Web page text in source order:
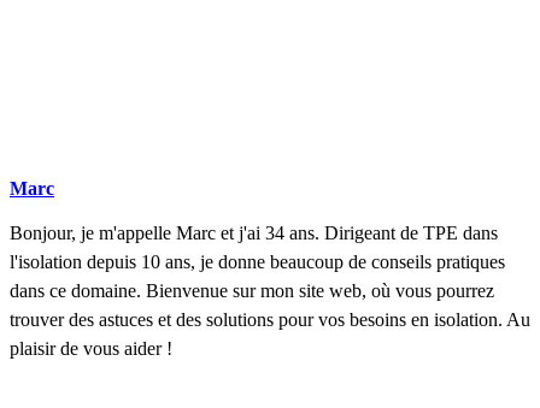
Marc
Bonjour, je m'appelle Marc et j'ai 34 ans. Dirigeant de TPE dans
l'isolation depuis 10 ans, je donne beaucoup de conseils pratiques
dans ce domaine. Bienvenue sur mon site web, où vous pourrez
trouver des astuces et des solutions pour vos besoins en isolation. Au
plaisir de vous aider !